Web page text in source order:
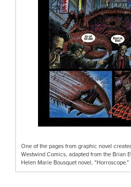
One of the pages from graphic novel
Westwind Comics, adapted from the Brian
Helen Marie Bousquet novel, "Horroscope."